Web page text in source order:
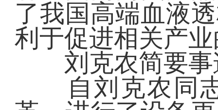
了我国高端血液
利于促进相关产
刘克农简要事
自刘克农同志